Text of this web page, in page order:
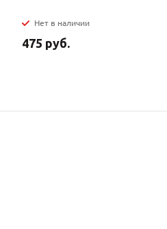
Нет в наличии
475 руб.